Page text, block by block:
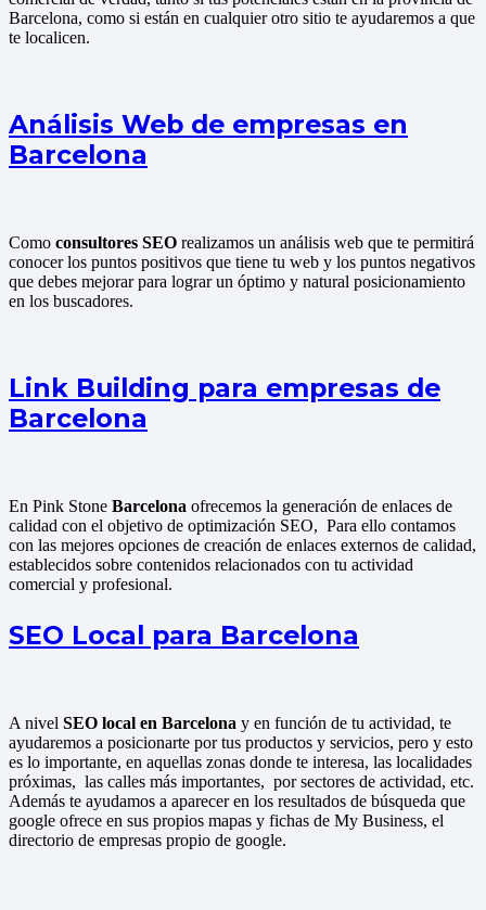
Barcelona, como si están en cualquier otro sitio te ayudaremos a que
te localicen.
Análisis Web de empresas en
Barcelona
Como consultores SEO realizamos un análisis web que te permitirá
conocer los puntos positivos que tiene tu web y los puntos negativos
que debes mejorar para lograr un óptimo y natural posicionamiento
en los buscadores.
Link Building para empresas de
Barcelona
En Pink Stone Barcelona ofrecemos la generación de enlaces de
calidad con el objetivo de optimización SEO, Para ello contamos
con las mejores opciones de creación de enlaces externos de calidad,
establecidos sobre contenidos relacionados con tu actividad
comercial y profesional.
SEO Local para Barcelona
A nivel SEO local en Barcelona y en función de tu actividad, te
ayudaremos a posicionarte por tus productos y servicios, pero y esto
es lo importante, en aquellas zonas donde te interesa, las localidades
próximas, las calles más importantes, por sectores de actividad, etc.
Además te ayudamos a aparecer en los resultados de búsqueda que
google ofrece en sus propios mapas y fichas de My Business, el
directorio de empresas propio de google.